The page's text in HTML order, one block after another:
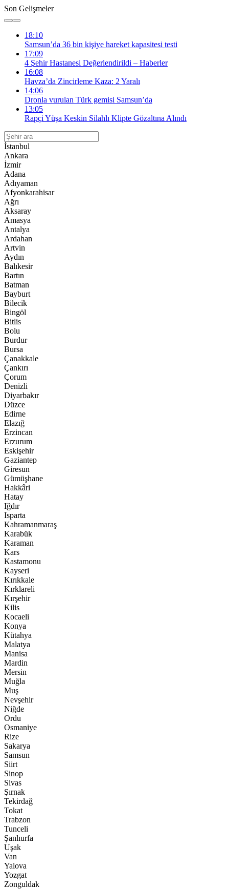
Son Gelişmeler
18:10
Samsun’da 36 bin kişiye hareket kapasitesi testi
17:09
4 Şehir Hastanesi Değerlendirildi – Haberler
16:08
Havza’da Zincirleme Kaza: 2 Yaralı
14:06
Dronla vurulan Türk gemisi Samsun’da
13:05
Rapçi Yüşa Keskin Silahlı Klipte Gözaltına Alındı
İstanbul
Ankara
İzmir
Adana
Adıyaman
Afyonkarahisar
Ağrı
Aksaray
Amasya
Antalya
Ardahan
Artvin
Aydın
Balıkesir
Bartın
Batman
Bayburt
Bilecik
Bingöl
Bitlis
Bolu
Burdur
Bursa
Çanakkale
Çankırı
Çorum
Denizli
Diyarbakır
Düzce
Edirne
Elazığ
Erzincan
Erzurum
Eskişehir
Gaziantep
Giresun
Gümüşhane
Hakkâri
Hatay
Iğdır
Isparta
Kahramanmaraş
Karabük
Karaman
Kars
Kastamonu
Kayseri
Kırıkkale
Kırklareli
Kırşehir
Kilis
Kocaeli
Konya
Kütahya
Malatya
Manisa
Mardin
Mersin
Muğla
Muş
Nevşehir
Niğde
Ordu
Osmaniye
Rize
Sakarya
Samsun
Siirt
Sinop
Sivas
Şırnak
Tekirdağ
Tokat
Trabzon
Tunceli
Şanlıurfa
Uşak
Van
Yalova
Yozgat
Zonguldak